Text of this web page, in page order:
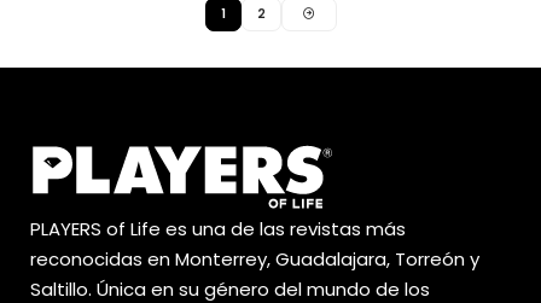
1 2
PLAYERS of Life es una de las revistas más
reconocidas en Monterrey, Guadalajara, Torreón y
Saltillo. Única en su género del mundo de los